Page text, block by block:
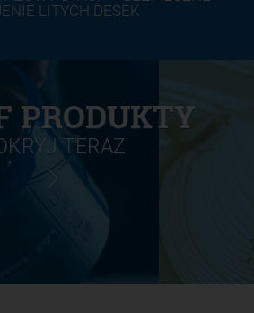
LITYCH DESEK
PRODUKTY
TERAZ